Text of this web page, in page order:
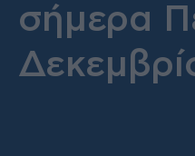
σήμερα